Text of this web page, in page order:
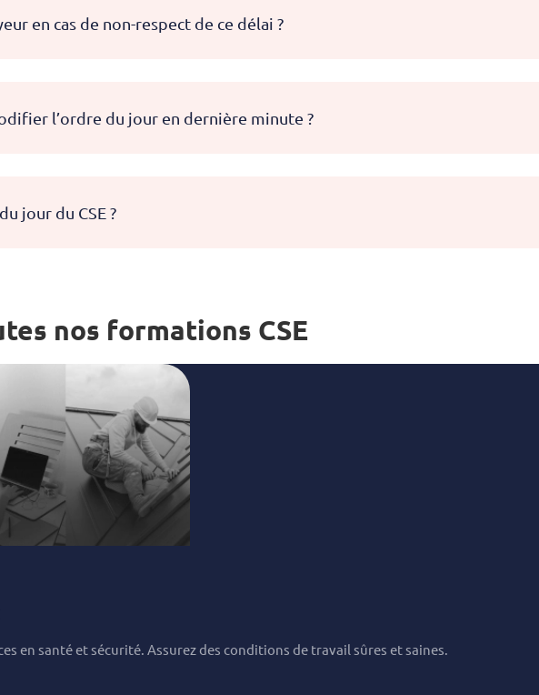
en cas de non-respect de ce délai ?
l’ordre du jour en dernière minute ?
jour du CSE ?
nos formations CSE
en santé et sécurité. Assurez des conditions de travail sûres et saines.